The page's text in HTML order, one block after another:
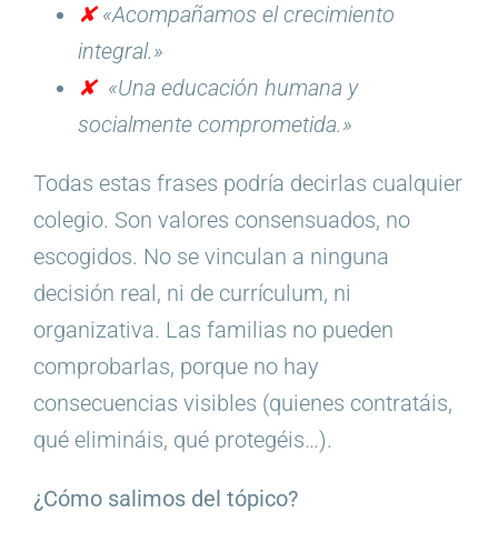
✘«Acompañamos el crecimiento
integral.»
✘«Una educación humana y
socialmente comprometida.»
Todas estas frases podría decirlas cualquier
colegio. Son valores consensuados, no
escogidos. No se vinculan a ninguna
decisión real, ni de currículum, ni
organizativa. Las familias no pueden
comprobarlas, porque no hay
consecuencias visibles (quienes contratáis,
qué elimináis, qué protegéis…).
¿Cómo salimos del tópico?